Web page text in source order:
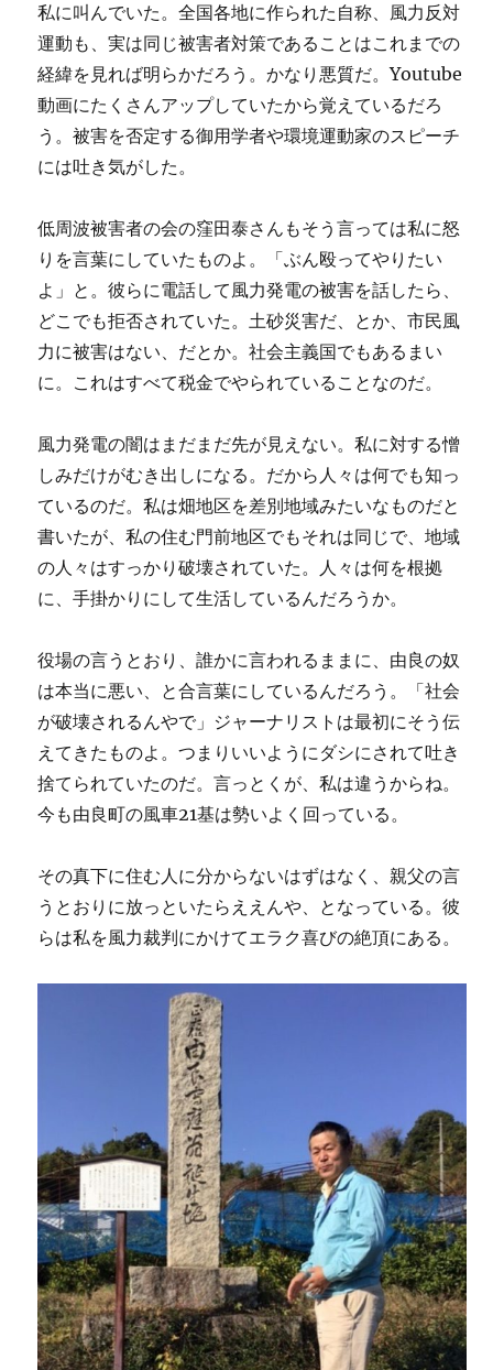
私に叫んでいた。全国各地に作られた自称、風力反対
運動も、実は同じ被害者対策であることはこれまでの
経緯を見れば明らかだろう。かなり悪質だ。Youtube
動画にたくさんアップしていたから覚えているだろ
う。被害を否定する御用学者や環境運動家のスピーチ
には吐き気がした。
低周波被害者の会の窪田泰さんもそう言っては私に怒
りを言葉にしていたものよ。「ぶん殴ってやりたい
よ」と。彼らに電話して風力発電の被害を話したら、
どこでも拒否されていた。土砂災害だ、とか、市民風
力に被害はない、だとか。社会主義国でもあるまい
に。これはすべて税金でやられていることなのだ。
風力発電の闇はまだまだ先が見えない。私に対する憎
しみだけがむき出しになる。だから人々は何でも知っ
ているのだ。私は畑地区を差別地域みたいなものだと
書いたが、私の住む門前地区でもそれは同じで、地域
の人々はすっかり破壊されていた。人々は何を根拠
に、手掛かりにして生活しているんだろうか。
役場の言うとおり、誰かに言われるままに、由良の奴
は本当に悪い、と合言葉にしているんだろう。「社会
が破壊されるんやで」ジャーナリストは最初にそう伝
えてきたものよ。つまりいいようにダシにされて吐き
捨てられていたのだ。言っとくが、私は違うからね。
今も由良町の風車21基は勢いよく回っている。
その真下に住む人に分からないはずはなく、親父の言
うとおりに放っといたらええんや、となっている。彼
らは私を風力裁判にかけてエラク喜びの絶頂にある。